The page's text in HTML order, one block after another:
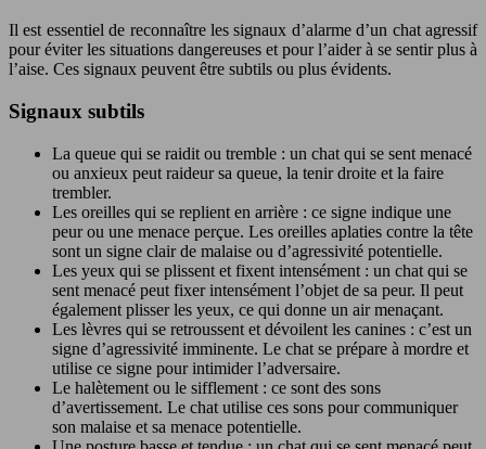
Il est essentiel de reconnaître les signaux d’alarme d’un chat agressif
pour éviter les situations dangereuses et pour l’aider à se sentir plus à
l’aise. Ces signaux peuvent être subtils ou plus évidents.
Signaux subtils
La queue qui se raidit ou tremble : un chat qui se sent menacé
ou anxieux peut raideur sa queue, la tenir droite et la faire
trembler.
Les oreilles qui se replient en arrière : ce signe indique une
peur ou une menace perçue. Les oreilles aplaties contre la tête
sont un signe clair de malaise ou d’agressivité potentielle.
Les yeux qui se plissent et fixent intensément : un chat qui se
sent menacé peut fixer intensément l’objet de sa peur. Il peut
également plisser les yeux, ce qui donne un air menaçant.
Les lèvres qui se retroussent et dévoilent les canines : c’est un
signe d’agressivité imminente. Le chat se prépare à mordre et
utilise ce signe pour intimider l’adversaire.
Le halètement ou le sifflement : ce sont des sons
d’avertissement. Le chat utilise ces sons pour communiquer
son malaise et sa menace potentielle.